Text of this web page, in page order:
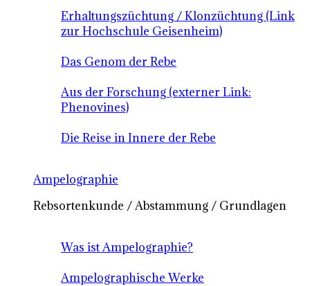
Erhaltungszüchtung / Klonzüchtung (Link
zur Hochschule Geisenheim)
Das Genom der Rebe
Aus der Forschung (externer Link:
Phenovines)
Die Reise in Innere der Rebe
Ampelographie
Rebsortenkunde / Abstammung / Grundlagen
Was ist Ampelographie?
Ampelographische Werke